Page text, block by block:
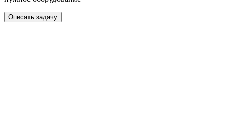
Описать задачу